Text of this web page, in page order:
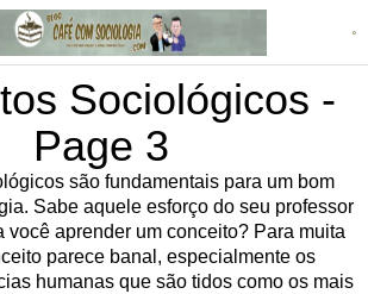
Sociológicos -
Page 3
são fundamentais para um bom
Sabe aquele esforço do seu professor
você aprender um conceito? Para muita
parece banal, especialmente os
humanas que são tidos como os mais